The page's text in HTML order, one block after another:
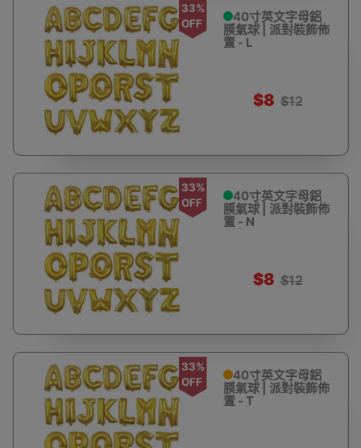
33%
OFF
40寸英文字母鋁
膜氣球 | 派對裝飾佈
置 - L
$8 $12
33%
OFF
40寸英文字母鋁
膜氣球 | 派對裝飾佈
置 - N
$8 $12
33%
OFF
40寸英文字母鋁
膜氣球 | 派對裝飾佈
置 - T